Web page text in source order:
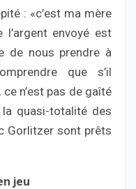
: «c’est ma mère
envoyé est
de nous prendre à
que s’il
n’est pas de gaîté
quasi-totalité des
Gorlitzer sont prêts
jeu